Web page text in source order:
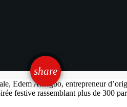
share
email
Edem Amegbo, entrepreneur
festive rassemblant plus de 300